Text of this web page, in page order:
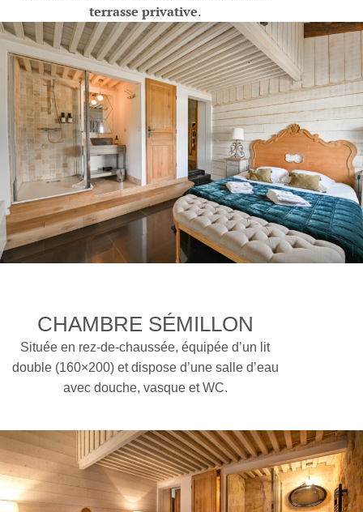
terrasse privative.
CHAMBRE SÉMILLON
Située en rez-de-chaussée, équipée d’un lit
double (160×200) et dispose d’une salle d’eau
avec douche, vasque et WC.